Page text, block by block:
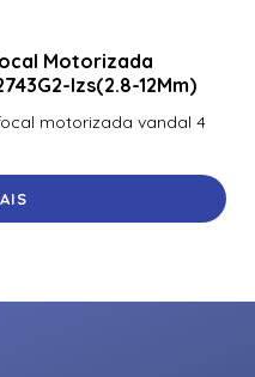
Motorizada
Izs(2.8-12Mm)
motorizada vandal 4